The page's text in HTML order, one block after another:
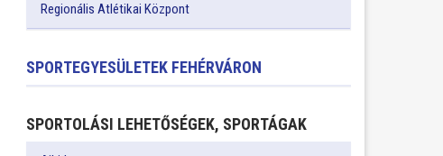
Regionális Atlétikai Központ
SPORTEGYESÜLETEK FEHÉRVÁRON
SPORTOLÁSI LEHETŐSÉGEK, SPORTÁGAK